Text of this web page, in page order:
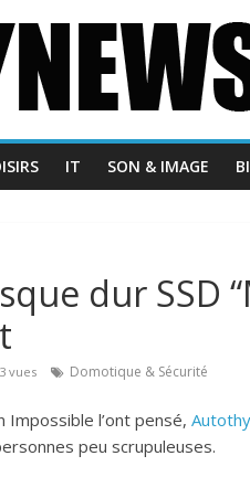
IT SON & IMAGE
dur SSD
vues Domotique & Sécurité
l’ont pensé,
peu scrupuleuses.